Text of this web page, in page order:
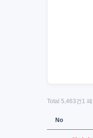
Total 5,463건 1
No